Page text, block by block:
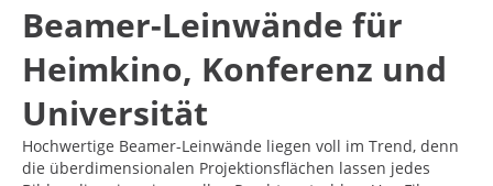
Beamer-Leinwände für
Heimkino, Konferenz und
Universität
Hochwertige Beamer-Leinwände liegen voll im Trend, denn
die überdimensionalen Projektionsflächen lassen jedes